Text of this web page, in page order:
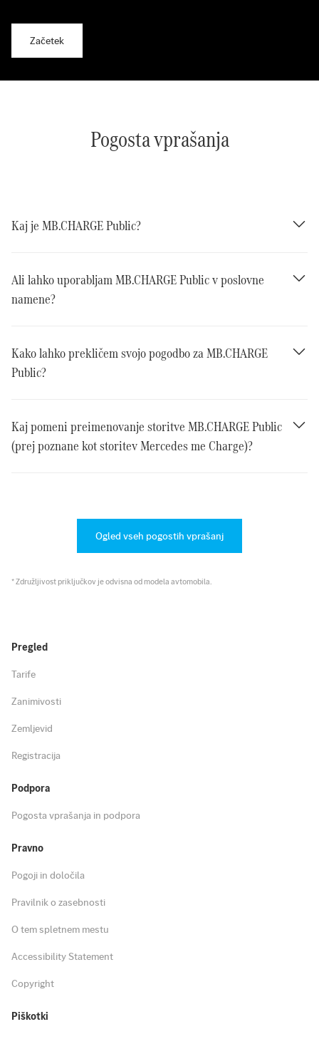
Začetek
Pogosta vprašanja
Kaj je MB.CHARGE Public?
Ali lahko uporabljam MB.CHARGE Public v poslovne
namene?
Kako lahko prekličem svojo pogodbo za MB.CHARGE
Public?
Kaj pomeni preimenovanje storitve MB.CHARGE Public
(prej poznane kot storitev Mercedes me Charge)?
Ogled vseh pogostih vprašanj
* Združljivost priključkov je odvisna od modela avtomobila.
Pregled
Tarife
Zanimivosti
Zemljevid
Registracija
Podpora
Pogosta vprašanja in podpora
Pravno
Pogoji in določila
Pravilnik o zasebnosti
O tem spletnem mestu
Accessibility Statement
Copyright
Piškotki